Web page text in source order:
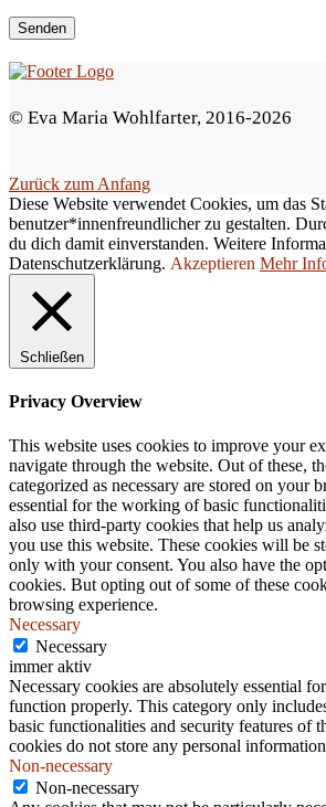
s
e
l
l
e
e
© Eva Maria Wohlfarter, 2016-2026
Zurück zum Anfang
Diese Website verwendet Cookies, um das
benutzer*innenfreundlicher zu gestalten.
du dich damit einverstanden. Weitere
Datenschutzerklärung. Akzeptieren Mehr
Schließen
Privacy Overview
This website uses cookies to improve your
navigate through the website. Out of these,
categorized as necessary are stored on your
essential for the working of basic
also use third-party cookies that help us
you use this website. These cookies will be
only with your consent. You also have the
cookies. But opting out of some of these
browsing experience.
Necessary
Necessary
immer aktiv
Necessary cookies are absolutely essential
function properly. This category only
basic functionalities and security features of
cookies do not store any personal
Non-necessary
Non-necessary